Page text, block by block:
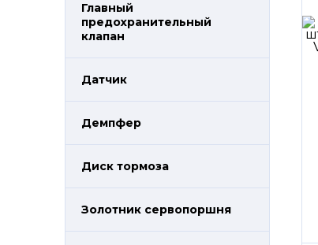
Главный
предохранительный
клапан
Датчик
Демпфер
Диск тормоза
Золотник сервопоршня